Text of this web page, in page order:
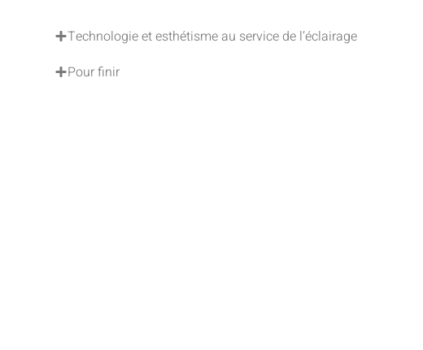
Technologie et esthétisme au service de l’éclairage
Pour finir